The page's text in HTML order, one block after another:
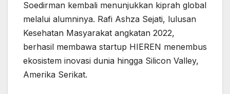
Soedirman kembali menunjukkan kiprah global
melalui alumninya. Rafi Ashza Sejati, lulusan
Kesehatan Masyarakat angkatan 2022,
berhasil membawa startup HIEREN menembus
ekosistem inovasi dunia hingga Silicon Valley,
Amerika Serikat.